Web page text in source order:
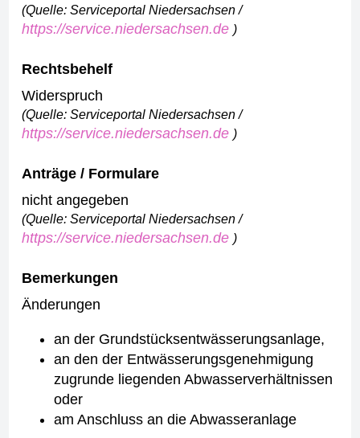
(Quelle: Serviceportal Niedersachsen /
https://service.niedersachsen.de )
Rechtsbehelf
Widerspruch
(Quelle: Serviceportal Niedersachsen /
https://service.niedersachsen.de )
Anträge / Formulare
nicht angegeben
(Quelle: Serviceportal Niedersachsen /
https://service.niedersachsen.de )
Bemerkungen
Änderungen
an der Grundstücksentwässerungsanlage,
an den der Entwässerungsgenehmigung
zugrunde liegenden Abwasserverhältnissen
oder
am Anschluss an die Abwasseranlage